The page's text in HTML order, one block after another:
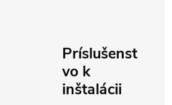
Príslušenst
vo k
inštalácii